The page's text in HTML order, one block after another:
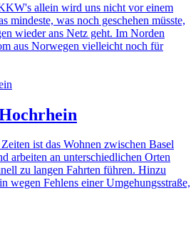
allein wird uns nicht vor einem
mindeste, was noch geschehen müsste,
wieder ans Netz geht. Im Norden
aus Norwegen vielleicht noch für
ist das Wohnen zwischen Basel
arbeiten an unterschiedlichen Orten
zu langen Fahrten führen. Hinzu
wegen Fehlens einer Umgehungsstraße,